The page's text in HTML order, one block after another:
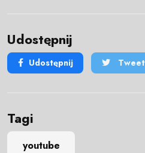
Udostępnij
Udostępnij
Tagi
youtube